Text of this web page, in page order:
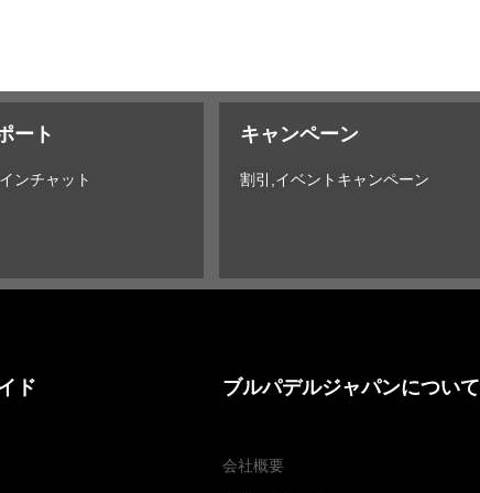
ート
ンチャット
キャンペーン
割引,イベントキャンペーン
ド ブルパデルジャパンについて
会社概要